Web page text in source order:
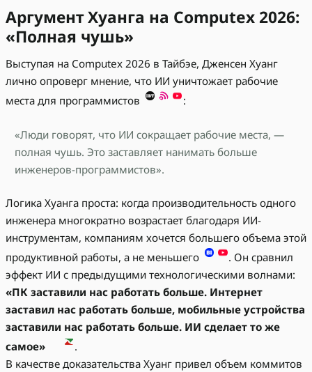
Аргумент Хуанга на Computex 2026:
«Полная чушь»
Выступая на Computex 2026 в Тайбэе, Дженсен Хуанг
лично опроверг мнение, что ИИ уничтожает рабочие
места для программистов
:
«Люди говорят, что ИИ сокращает рабочие места, —
полная чушь. Это заставляет нанимать больше
инженеров-программистов».
Логика Хуанга проста: когда производительность одного
инженера многократно возрастает благодаря ИИ-
инструментам, компаниям хочется большего объема этой
продуктивной работы, а не меньшего
. Он сравнил
эффект ИИ с предыдущими технологическими волнами:
«ПК заставили нас работать больше. Интернет
заставил нас работать больше, мобильные устройства
заставили нас работать больше. ИИ сделает то же
самое»
.
В качестве доказательства Хуанг привел объем коммитов